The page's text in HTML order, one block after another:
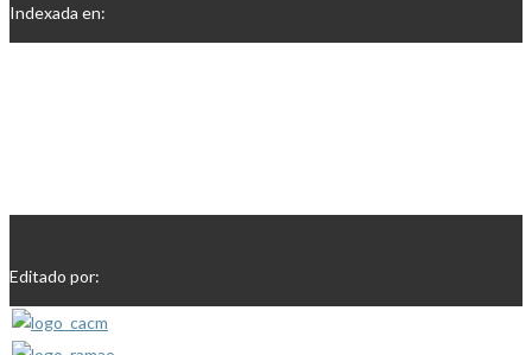
Indexada en:
Editado por: